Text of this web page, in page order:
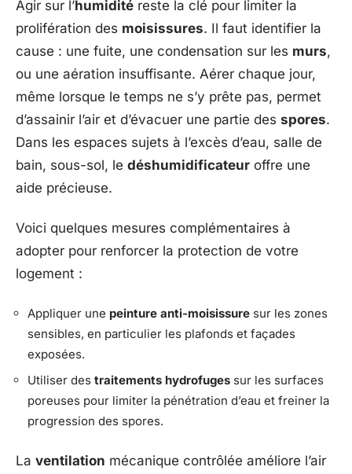
Agir sur l’humidité reste la clé pour limiter la
prolifération des moisissures. Il faut identifier la
cause : une fuite, une condensation sur les murs,
ou une aération insuffisante. Aérer chaque jour,
même lorsque le temps ne s’y prête pas, permet
d’assainir l’air et d’évacuer une partie des spores.
Dans les espaces sujets à l’excès d’eau, salle de
bain, sous-sol, le déshumidificateur offre une
aide précieuse.
Voici quelques mesures complémentaires à
adopter pour renforcer la protection de votre
logement :
Appliquer une peinture anti-moisissure sur les zones
sensibles, en particulier les plafonds et façades
exposées.
Utiliser des traitements hydrofuges sur les surfaces
poreuses pour limiter la pénétration d’eau et freiner la
progression des spores.
La ventilation mécanique contrôlée améliore l’air